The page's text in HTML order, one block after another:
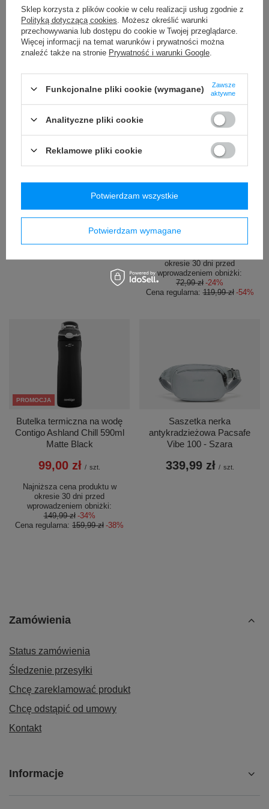
Najniższa cena produktu w
okresie 30 dni przed
wprowadzeniem obniżki:
29,99 zł -33%
-88%
Najniższa cena produktu w
okresie 30 dni przed
wprowadzeniem obniżki:
79,99 zł -7%
Cena regularna:119,99 zł
antykradzieżowa Pacsafe
Vibe 100 - Beżowa
/ szt.
PROMOCJA
Contigo Huron 470ml -
Gunmetal
54,90 zł
okresie 30 dni przed
wprowadzeniem obniżki:
72,99 zł -24%
Cena regularna:119,99 zł -54%
PROMOCJA
Butelka termiczna na wodę
Contigo Ashland Chill 590ml
Matte Black
99,00 zł / szt.
Najniższa cena produktu w
okresie 30 dni przed
wprowadzeniem obniżki:
149,99 zł -34%
Cena regularna: 159,99 zł -38%
Saszetka nerka
antykradzieżowa Pacsafe
Vibe 100 - Szara
339,99 zł / szt.
Zamówienia
Status zamówienia
Śledzenie przesyłki
Chcę zareklamować produkt
Chcę odstąpić od umowy
Kontakt
Informacje
Sklep korzysta z plików cookie w celu realizacji usług zgodnie z
Polityką dotyczącą cookies . Możesz określić warunki
przechowywania lub dostępu do cookie w Twojej przeglądarce.
Więcej informacji na temat warunków i prywatności można
znaleźć także na stronie Prywatność i warunki Google
Funkcjonalne pliki cookie (wymagane)
Zawsze
aktywne
Analityczne pliki cookie
Reklamowe pliki cookie
Potwierdzam wymagane
Potwierdzam wszystkie